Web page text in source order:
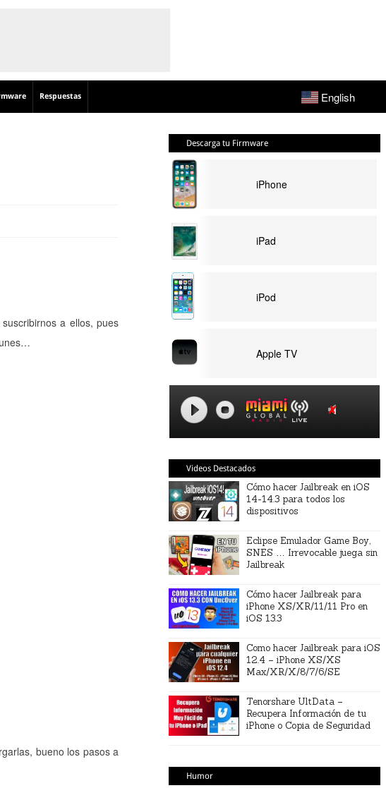
Respuestas English
a ellos, pues
bueno los pasos a
Descarga tu Firmware
iPhone
iPad
iPod
Apple TV
Videos Destacados
Cómo hacer Jailbreak en iOS
14-14.3 para todos los
dispositivos
Eclipse Emulador Game Boy,
SNES … Irrevocable juega sin
Jailbreak
Cómo hacer Jailbreak para
iPhone XS/XR/11/11 Pro en
iOS 13.3
Como hacer Jailbreak para iOS
12.4 – iPhone XS/XS
Max/XR/X/8/7/6/SE
Tenorshare UltData –
Recupera Información de tu
iPhone o Copia de Seguridad
Humor